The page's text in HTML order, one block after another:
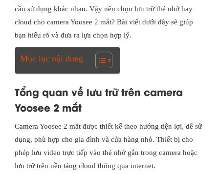
cầu sử dụng khác nhau. Vậy nên chọn lưu trữ thẻ nhớ hay
cloud cho camera Yoosee 2 mắt? Bài viết dưới đây sẽ giúp
bạn hiểu rõ và đưa ra lựa chọn hợp lý.
Mục lục nội dung
Tổng quan về lưu trữ trên camera
Yoosee 2 mắt
Camera Yoosee 2 mắt được thiết kế theo hướng tiện lợi, dễ sử
dụng, phù hợp cho gia đình và cửa hàng nhỏ. Thiết bị cho
phép lưu video trực tiếp vào thẻ nhớ gắn trong camera hoặc
lưu trữ trên nền tảng cloud thông qua internet.